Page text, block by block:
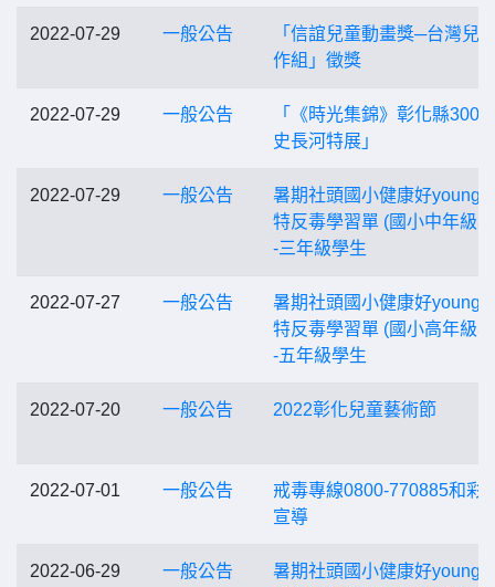
2022-07-29 一般公告
「信誼兒童動畫獎─台灣兒
作組」徵獎
2022-07-29 一般公告
「《時光集錦》彰化縣300
史長河特展」
2022-07-29 一般公告
暑期社頭國小健康好young
特反毒學習單 (國小中年級
-三年級學生
2022-07-27 一般公告
暑期社頭國小健康好young
特反毒學習單 (國小高年級
-五年級學生
2022-07-20 一般公告 2022彰化兒童藝術節
2022-07-01 一般公告
戒毒專線0800-770885和彩
宣導
2022-06-29 一般公告
暑期社頭國小健康好young